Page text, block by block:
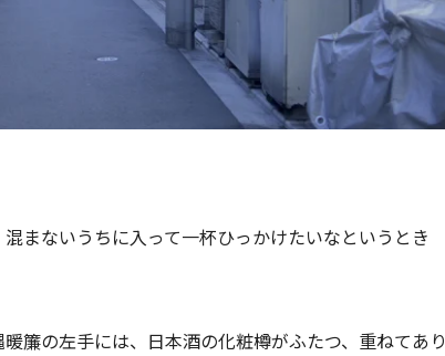
まないうちに入って一杯ひっかけたいなというとき
簾の左手には、日本酒の化粧樽がふたつ、重ねてあり